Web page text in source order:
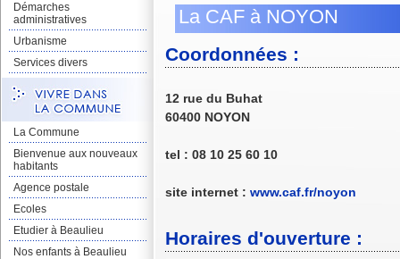
Démarches
administratives
Urbanisme
Services divers
La Commune
Bienvenue aux nouveaux
habitants
Agence postale
Ecoles
Etudier à Beaulieu
Nos enfants à Beaulieu
La CAF à NOYON
Coordonnées :
12 rue du Buhat
60400 NOYON
tel : 08 10 25 60 10
site internet : www.caf.fr/noyon
Horaires d'ouverture :